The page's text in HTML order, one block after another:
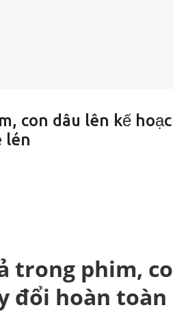
con dâu lên kế
lén
trong phim,
đổi hoàn toàn